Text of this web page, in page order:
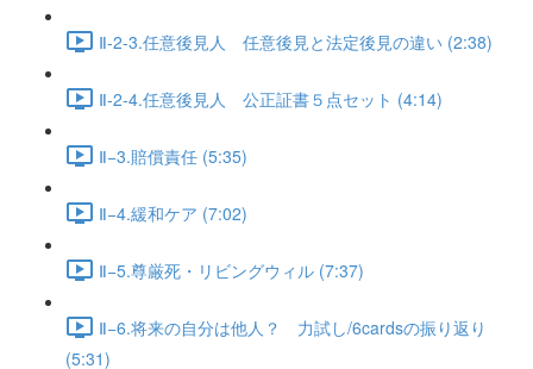
Ⅱ-2-3.任意後見人 任意後見と法定後見の違い (2:38)
Ⅱ-2-4.任意後見人 公正証書５点セット (4:14)
Ⅱ−3.賠償責任 (5:35)
Ⅱ−4.緩和ケア (7:02)
Ⅱ−5.尊厳死・リビングウィル (7:37)
Ⅱ−6.将来の自分は他人？ 力試し/6cardsの振り返り
(5:31)